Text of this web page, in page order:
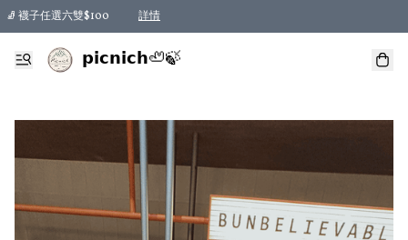
🧦 襪子任選六雙$100 詳情
𝗽𝗶𝗰𝗻𝗶𝗰𝗵🦥🍃